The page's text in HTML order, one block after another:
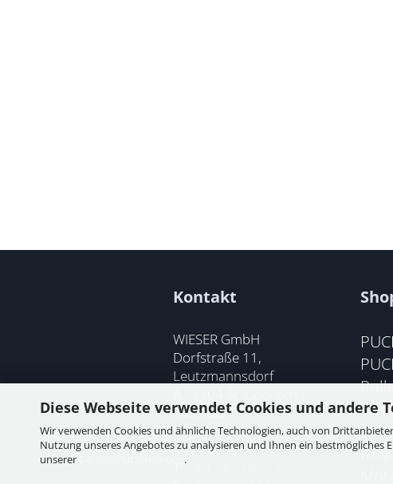
Diese Webseite verwendet Cookies und andere
Wir verwenden Cookies und ähnliche Technologien, auch von
Nutzung unseres Angebotes zu analysieren und Ihnen ein
unserer
.
Kontakt
WIESER GmbH
Dorfstraße 11,
Leutzmannsdorf
Ybbsfeld
T: